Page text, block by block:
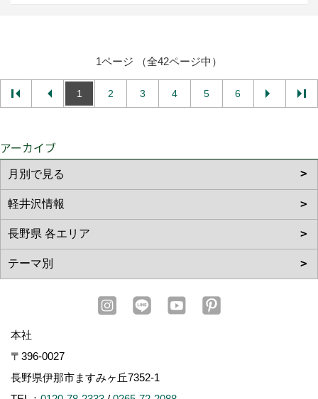
1ページ （全42ページ中）
1 2 3 4 5 6
アーカイブ
本社
〒396-0027
長野県伊那市ますみヶ丘7352-1